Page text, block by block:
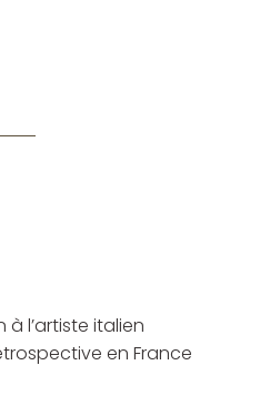
l’artiste italien
en France